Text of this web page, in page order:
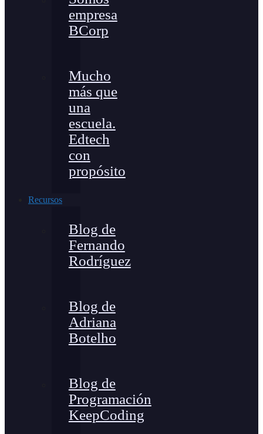
empresa
BCorp
Mucho
más que
una
escuela.
Edtech
con
propósito
Recursos
Blog de
Fernando
Rodríguez
Blog de
Adriana
Botelho
Blog de
Programación
KeepCoding